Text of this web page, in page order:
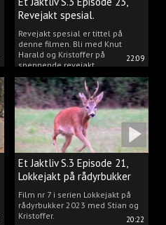
22:09
Revejakt spesial.
Revejakt spesial er tittel på
denne filmen. Bli med Knut
Harald og Kristoffer på
spennende revejakt.
20:22
Et Jaktliv S.3 Episode 21,
Lokkejakt på rådyrbukker
med Stian og Kristoffer
Film nr 7 i serien Lokkejakt på
rådyrbukker 2023 med Stian og
Kristoffer.